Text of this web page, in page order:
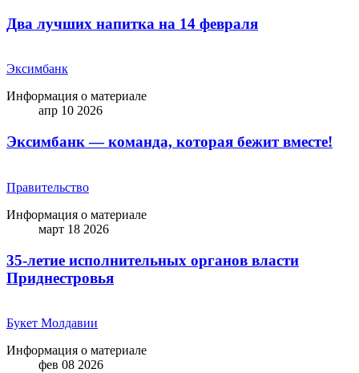
Два лучших напитка на 14 февраля
Эксимбанк
Информация о материале
апр 10 2026
Эксимбанк — команда, которая бежит вместе!
Правительство
Информация о материале
март 18 2026
35-летие исполнительных органов власти
Приднестровья
Букет Молдавии
Информация о материале
фев 08 2026